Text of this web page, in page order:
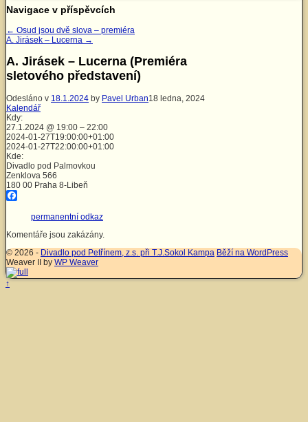
Navigace v příspěvcích
← Osud jsou dvě slova – premiéra
A. Jirásek – Lucerna →
A. Jirásek – Lucerna (Premiéra
sletového představení)
Odesláno v 18.1.2024 by Pavel Urban18 ledna, 2024
Kalendář
Kdy:
27.1.2024 @ 19:00 – 22:00
2024-01-27T19:00:00+01:00
2024-01-27T22:00:00+01:00
Kde:
Divadlo pod Palmovkou
Zenklova 566
180 00 Praha 8-Libeň
permanentní odkaz
Komentáře jsou zakázány.
© 2026 - Divadlo pod Petřínem, z.s. při T.J.Sokol Kampa Běží na WordPress
Weaver II by WP Weaver
↑